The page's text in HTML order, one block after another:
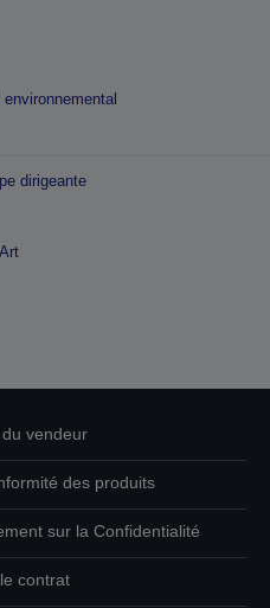
dirigeante
vendeur
des produits
sur la Confidentialité
contrat